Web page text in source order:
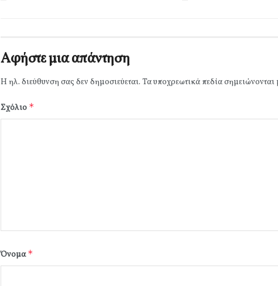
Αφήστε μια απάντηση
Η ηλ. διεύθυνση σας δεν δημοσιεύεται. Τα υποχρεωτικά πεδία σημειώνονται
Σχόλιο *
Όνομα*